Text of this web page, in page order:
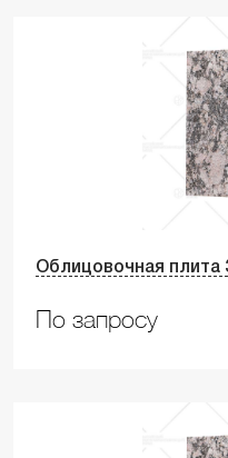
Облицовочная плита
По запросу